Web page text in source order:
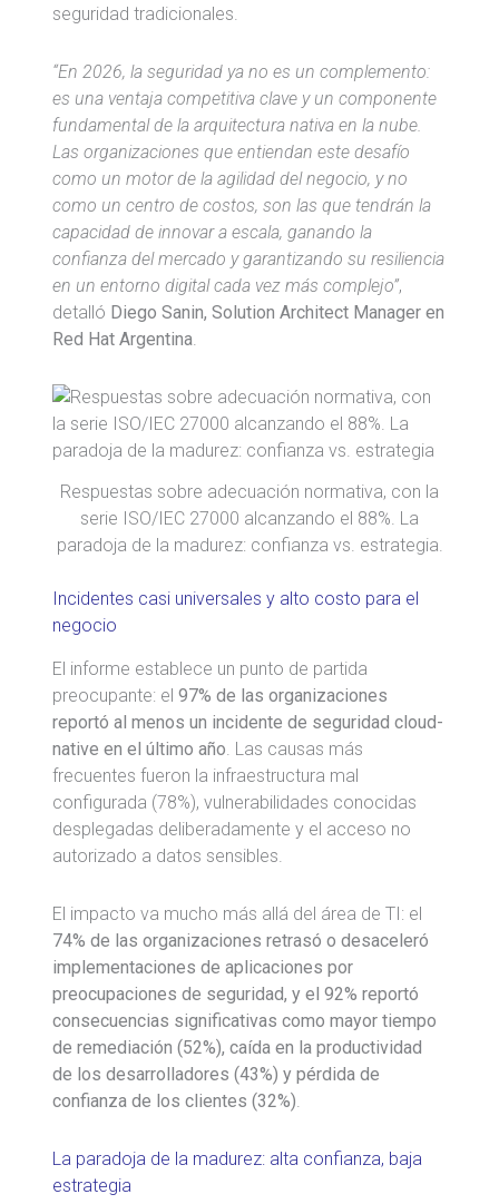
seguridad tradicionales.
“En 2026, la seguridad ya no es un complemento:
es una ventaja competitiva clave y un componente
fundamental de la arquitectura nativa en la nube.
Las organizaciones que entiendan este desafío
como un motor de la agilidad del negocio, y no
como un centro de costos, son las que tendrán la
capacidad de innovar a escala, ganando la
confianza del mercado y garantizando su resiliencia
en un entorno digital cada vez más complejo”,
detalló Diego Sanin, Solution Architect Manager en
Red Hat Argentina.
Respuestas sobre adecuación normativa, con la
serie ISO/IEC 27000 alcanzando el 88%. La
paradoja de la madurez: confianza vs. estrategia.
Incidentes casi universales y alto costo para el
negocio
El informe establece un punto de partida
preocupante: el97% de las organizaciones
reportó al menos un incidente de seguridad cloud-
native en el último año . Las causas más
frecuentes fueron la infraestructura mal
configurada (78%), vulnerabilidades conocidas
desplegadas deliberadamente y el acceso no
autorizado a datos sensibles.
El impacto va mucho más allá del área de TI: el
74% de las organizaciones retrasó o desaceleró
implementaciones de aplicaciones por
preocupaciones de seguridad, y el 92% reportó
consecuencias significativas como mayor tiempo
de remediación (52%), caída en la productividad
de los desarrolladores (43%) y pérdida de
confianza de los clientes (32%)
La paradoja de la madurez: alta confianza, baja
estrategia